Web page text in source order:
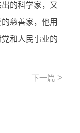
的科学家，又
慈善家，他用
和人民事业的
下一篇 >